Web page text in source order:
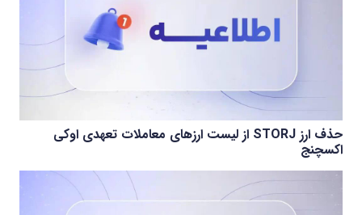
حذف ارز STORJ از لیست ارزهای معاملات تعهدی اوکی
اکسچنج